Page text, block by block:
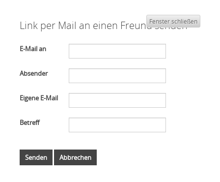
Link per Mail an einen Freund senden
Fenster schließen
E-Mail an
Absender
Eigene E-Mail
Betreff
Senden Abbrechen